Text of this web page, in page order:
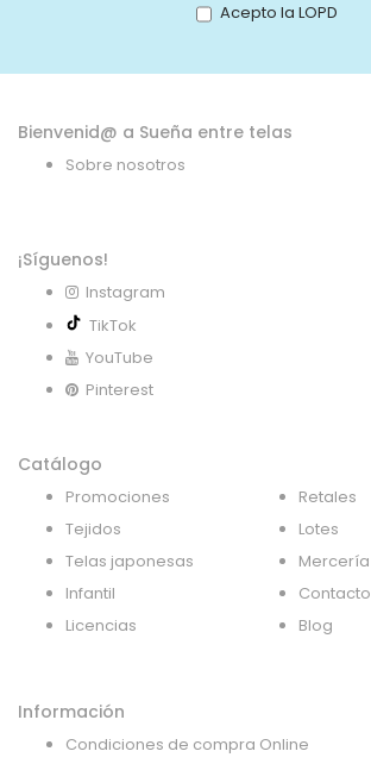
de
Acepto la LOPD
Bienvenid@ a Sueña entre telas
Sobre nosotros
¡Síguenos!
Instagram
TikTok
YouTube
Pinterest
Catálogo
Promociones
Tejidos
Telas japonesas
Infantil
Licencias
Retales
Lotes
Mercería
Contacto
Blog
Información
Condiciones de compra Online